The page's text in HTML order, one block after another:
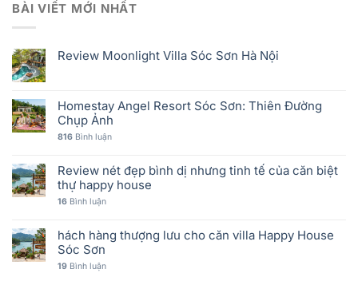
BÀI VIẾT MỚI NHẤT
Review Moonlight Villa Sóc Sơn Hà Nội
Homestay Angel Resort Sóc Sơn: Thiên Đường
Chụp Ảnh
816 Bình luận
Review nét đẹp bình dị nhưng tinh tế của căn biệt
thự happy house
16 Bình luận
hách hàng thượng lưu cho căn villa Happy House
Sóc Sơn
19 Bình luận